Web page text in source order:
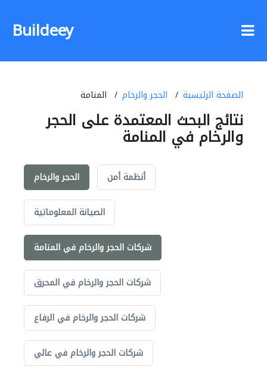
Buildeey
الصفحة الرئيسية الحجر والرخام المنامة
نتائج البحث المعتمدة على الحجر
والرخام في المنامة
الحجر والرخام أنظمة أمن
الصيانة المعلوماتية
شركات الحجر والرخام في المنامة
شركات الحجر والرخام في المحرق
شركات الحجر والرخام في الرفاع
شركات الحجر والرخام في عالي